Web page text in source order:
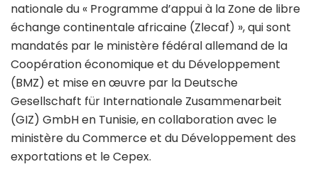
nationale du « Programme d’appui à la Zone de libre
échange continentale africaine (Zlecaf) », qui sont
mandatés par le ministère fédéral allemand de la
Coopération économique et du Développement
(BMZ) et mise en œuvre par la Deutsche
Gesellschaft für Internationale Zusammenarbeit
(GIZ) GmbH en Tunisie, en collaboration avec le
ministère du Commerce et du Développement des
exportations et le Cepex.